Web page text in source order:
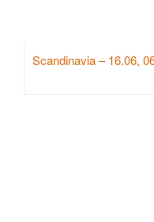
Scandinavia – 16.06,